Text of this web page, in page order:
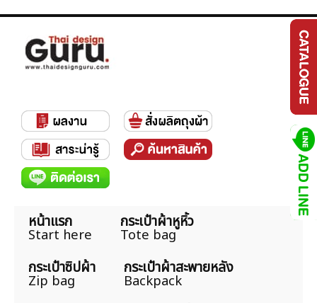
หน้าแรก
Start here
กระเป๋าผ้าหูหิ้ว
Tote bag
กระเป๋าซิปผ้า
Zip bag
กระเป๋าผ้าสะพายหลัง
Backpack